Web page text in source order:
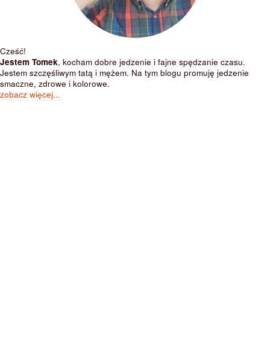
Cześć!
Jestem Tomek, kocham dobre jedzenie i fajne spędzanie czasu.
Jestem szczęśliwym tatą i mężem. Na tym blogu promuję jedzenie
smaczne, zdrowe i kolorowe.
zobacz więcej...